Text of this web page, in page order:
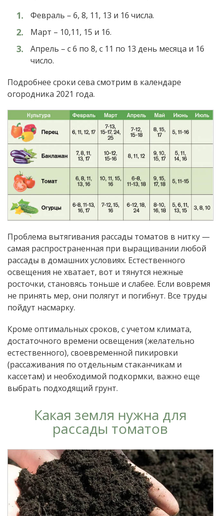
Февраль – 6, 8, 11, 13 и 16 числа.
Март – 10,11, 15 и 16.
Апрель – с 6 по 8, с 11 по 13 день месяца и 16
число.
Подробнее сроки сева смотрим в календаре
огородника 2021 года.
Проблема вытягивания рассады томатов в нитку —
самая распространенная при выращивании любой
рассады в домашних условиях. Естественного
освещения не хватает, вот и тянутся нежные
росточки, становясь тоньше и слабее. Если вовремя
не принять мер, они полягут и погибнут. Все труды
пойдут насмарку.
Кроме оптимальных сроков, с учетом климата,
достаточного времени освещения (желательно
естественного), своевременной пикировки
(рассаживания по отдельным стаканчикам и
кассетам) и необходимой подкормки, важно еще
выбрать подходящий грунт.
Какая земля нужна для
рассады томатов